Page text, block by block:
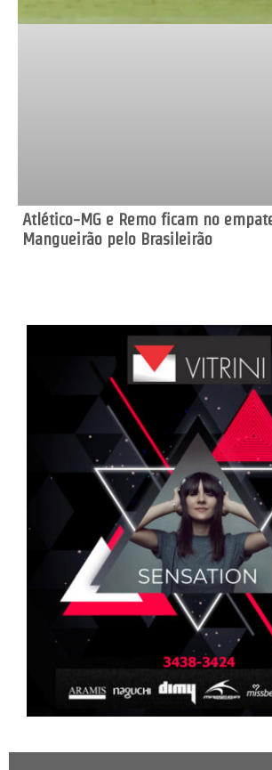
Atlético-MG e Remo ficam no
Mangueirão pelo Brasileirão